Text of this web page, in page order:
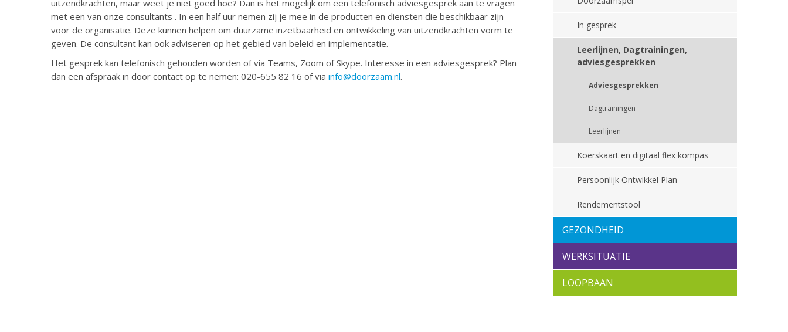
uitzendkrachten, maar weet je niet goed hoe? Dan is het mogelijk om een telefonisch adviesgesprek aan te vragen
met een van onze consultants . In een half uur nemen zij je mee in de producten en diensten die beschikbaar zijn
voor de organisatie. Deze kunnen helpen om duurzame inzetbaarheid en ontwikkeling van uitzendkrachten vorm te
geven. De consultant kan ook adviseren op het gebied van beleid en implementatie.
Het gesprek kan telefonisch gehouden worden of via Teams, Zoom of Skype. Interesse in een adviesgesprek? Plan
dan een afspraak in door contact op te nemen: 020-655 82 16 of via info@doorzaam.nl.
In gesprek
Leerlijnen, Dagtrainingen,
adviesgesprekken
Adviesgesprekken
Dagtrainingen
Leerlijnen
Koerskaart en digitaal flex kompas
Persoonlijk Ontwikkel Plan
Rendementstool
GEZONDHEID
WERKSITUATIE
LOOPBAAN